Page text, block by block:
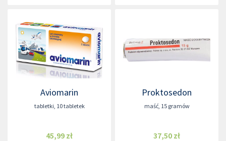
Aviomarin
tabletki 10 tabletek
45,99 zł
Proktosedon
maść, 15 gramów
37,50 zł